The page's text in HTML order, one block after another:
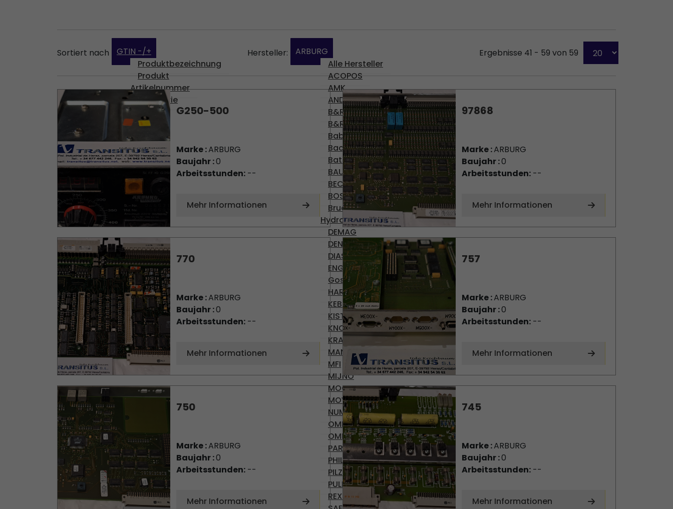
Sortiert nach
GTIN -/+
Produktbezeichnung
Produkt
Artikelnummer
Kategorie
Hersteller:
ARBURG
Alle Hersteller
ACOPOS
AMK
ANDERE
B&R
B&R
Babyplast
Bachmann
Battenfeld
BAUMULLER
BECKHOFF
BOSCH
Brueninghaus
Hydromatik
DEMAG
DENISON
DIAS
ENGEL
Gossen
HARMONIC DRIVE AG
KEBA
KISTLER
KNODLER
KRAUSS-MAFFEI
MANNESMAN
MFI
MIJNO
MOOG
MOVACOLOR
NUMATICS
OMR 100
OMRON
PARVEX
PHILIPS
PILZ
PULLS
REXROTH
Ergebnisse 41 - 59 von 59
G250-500
Marke :ARBURG
Baujahr :0
Arbeitsstunden:--
Mehr Informationen
97868
Marke :ARBURG
Baujahr :0
Arbeitsstunden:--
Mehr Informationen
770
Marke :ARBURG
Baujahr :0
Arbeitsstunden:--
Mehr Informationen
757
Marke :ARBURG
Baujahr :0
Arbeitsstunden:--
Mehr Informationen
750
Marke :ARBURG
Baujahr :0
Arbeitsstunden:--
Mehr Informationen
745
Marke :ARBURG
Baujahr :0
Arbeitsstunden:--
Mehr Informationen